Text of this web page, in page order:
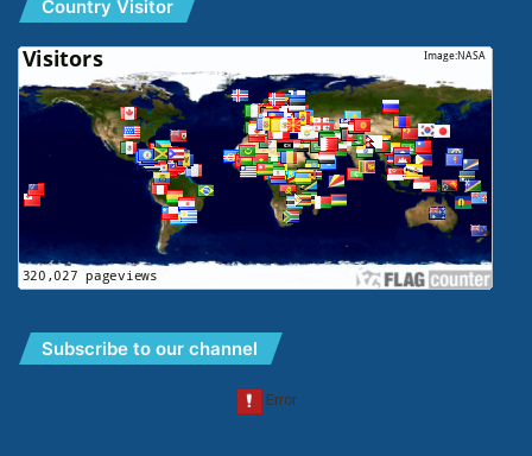
Country Visitor
Subscribe to our channel